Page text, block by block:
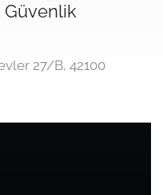
27/B, 42100